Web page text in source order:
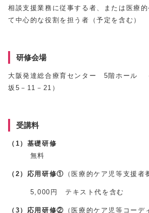
相談支援業務に従事する者、または医療
て中心的な役割を担う者（予定を含む）
研修会場
大阪発達総合療育センター 5階ホール
坂5－11－21）
受講料
（1）基礎研修
無料
（2）応用研修① （医療的ケア児等支援者
5,000円 テキスト代を含む
（3）応用研修② （医療的ケア児等コーデ